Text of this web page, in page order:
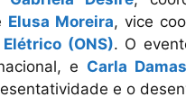
Elusa Moreira, vice
(ONS). O
e Carla
e o